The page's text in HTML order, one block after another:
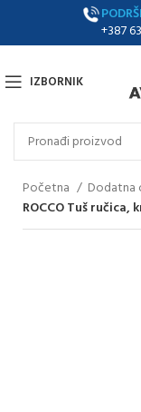
+387
IZBORNIK
Početna Dodatna
ROCCO Tuš ručica,